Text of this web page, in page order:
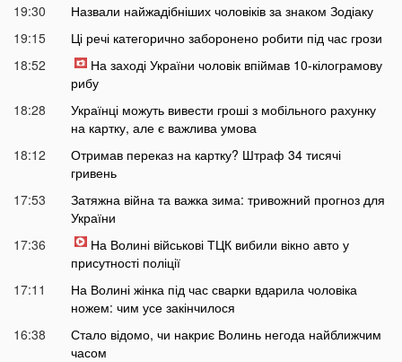
19:30
Назвали найжадібніших чоловіків за знаком Зодіаку
19:15
Ці речі категорично заборонено робити під час грози
18:52
На заході України чоловік впіймав 10-кілограмову
рибу
18:28
Українці можуть вивести гроші з мобільного рахунку
на картку, але є важлива умова
18:12
Отримав переказ на картку? Штраф 34 тисячі
гривень
17:53
Затяжна війна та важка зима: тривожний прогноз для
України
17:36
На Волині військові ТЦК вибили вікно авто у
присутності поліції
17:11
На Волині жінка під час сварки вдарила чоловіка
ножем: чим усе закінчилося
16:38
Стало відомо, чи накриє Волинь негода найближчим
часом